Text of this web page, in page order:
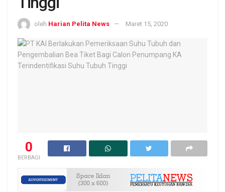
oleh Harian Pelita News Maret 15, 2020
0
BERBAGI